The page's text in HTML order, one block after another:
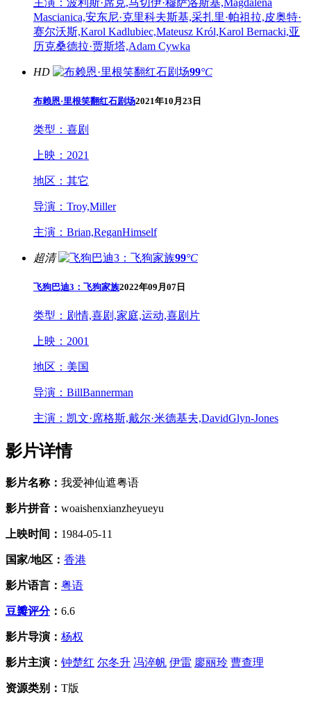
Mascianica,安东尼·克里科夫斯基,采扎里·帕祖拉,皮奥特·
赛尔沃斯,Karol Kadlubiec,Mateusz Król,Karol Bernacki,亚
历克桑德拉·贾斯塔,Adam Cywka
HD 99°C
布赖恩·里根笑翻红石剧场2021年10月23日
类型： 喜剧
上映： 2021
地区： 其它
导演： Troy,Miller
主演： Brian,ReganHimself
超清 99°C
飞狗巴迪3：飞狗家族2022年09月07日
类型： 剧情,喜剧,家庭,运动,喜剧片
上映： 2001
地区： 美国
导演： BillBannerman
主演： 凯文·席格斯,戴尔·米德基夫,DavidGlyn-Jones
影片详情
影片名称： 我爱神仙遮粤语
影片拼音： woaishenxianzheyueyu
上映时间： 1984-05-11
国家/地区： 香港
影片语言： 粤语
豆瓣评分： 6.6
影片导演： 杨权
影片主演： 钟楚红 尔冬升 冯淬帆 伊雷 廖丽玲 曹查理
资源类别： T版